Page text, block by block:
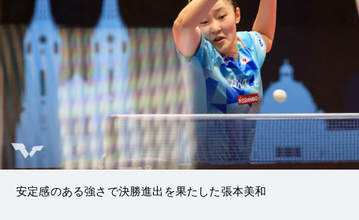
安定感のある強さで決勝進出を果たした張本美和